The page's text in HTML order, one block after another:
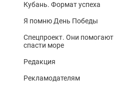
Кубань. Формат успеха
Я помню День Победы
Спецпроект. Они помогают
спасти море
Редакция
Рекламодателям